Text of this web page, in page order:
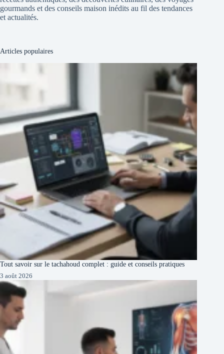
gourmands et des conseils maison inédits au fil des tendances
et actualités.
Articles populaires
Tout savoir sur le tachahoud complet : guide et conseils pratiques
3 août 2026